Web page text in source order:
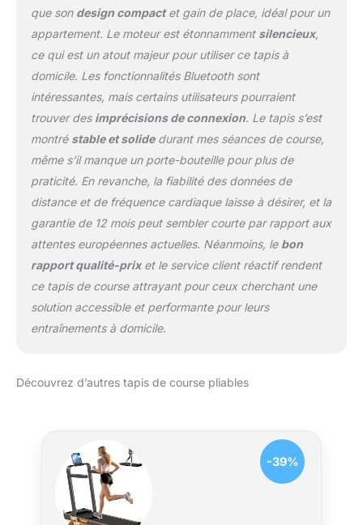
que son design compactet gain de place, idéal pour un
appartement. Le moteur est étonnamment silencieux,
ce qui est un atout majeur pour utiliser ce tapis à
domicile. Les fonctionnalités Bluetooth sont
intéressantes, mais certains utilisateurs pourraient
trouver des imprécisions de connexion. Le tapis s’est
montré stable et solidedurant mes séances de course,
même s’il manque un porte-bouteille pour plus de
praticité. En revanche, la fiabilité des données de
distance et de fréquence cardiaque laisse à désirer, et la
garantie de 12 mois peut sembler courte par rapport aux
attentes européennes actuelles. Néanmoins, le bon
rapport qualité-prixet le service client réactif rendent
ce tapis de course attrayant pour ceux cherchant une
solution accessible et performante pour leurs
entraînements à domicile.
Découvrez d’autres tapis de course pliables
-39%